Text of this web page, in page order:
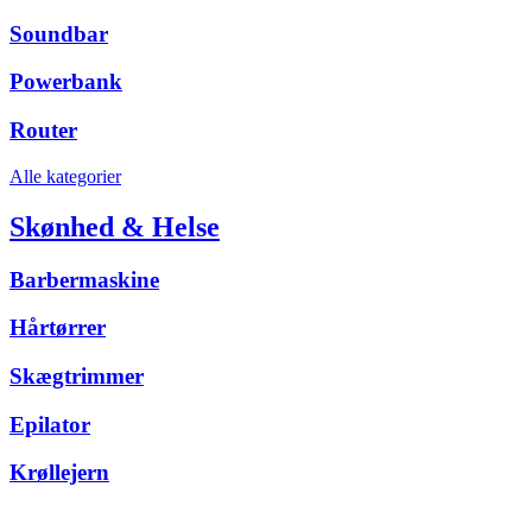
Soundbar
Powerbank
Router
Alle kategorier
Skønhed & Helse
Barbermaskine
Hårtørrer
Skægtrimmer
Epilator
Krøllejern